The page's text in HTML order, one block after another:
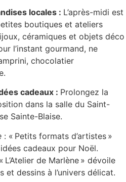
locales : L’après-midi est
boutiques et ateliers
céramiques et objets déco
l’instant gourmand, ne
chocolatier
cadeaux : Prolongez la
dans la salle du Saint-
Sainte-Blaise.
: « Petits formats d’artistes »
cadeaux pour Noël.
L’Atelier de Marlène » dévoile
et dessins à l’univers délicat.